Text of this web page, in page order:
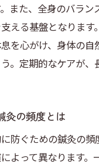
また、全身のバラン
える基盤となります
を心がけ、身体の自
。定期的なケアが、
灸の頻度とは
防ぐための鍼灸の頻
よって異なります。